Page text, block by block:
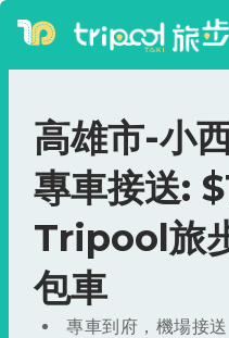
高雄市-小
專車接送:
Tripool旅
包車
專車到府，機場接送